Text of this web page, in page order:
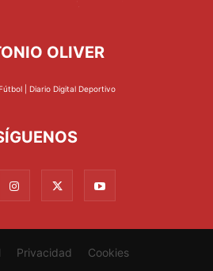
OLIVER
| Diario Digital Deportivo
Privacidad Cookies